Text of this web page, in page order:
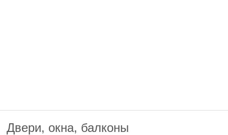
Двери, окна, балконы